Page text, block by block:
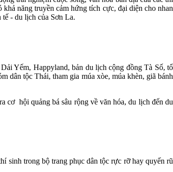
năng truyền cảm hứng tích cực, đại diện cho nhan
tế - du lịch của Sơn La.
Yếm, Happyland, bản du lịch cộng đồng Tà Số, tổ
dân tộc Thái, tham gia múa xòe, múa khèn, giã bánh
hội quảng bá sâu rộng về văn hóa, du lịch đến du
sinh trong bộ trang phục dân tộc rực rỡ hay quyến rũ